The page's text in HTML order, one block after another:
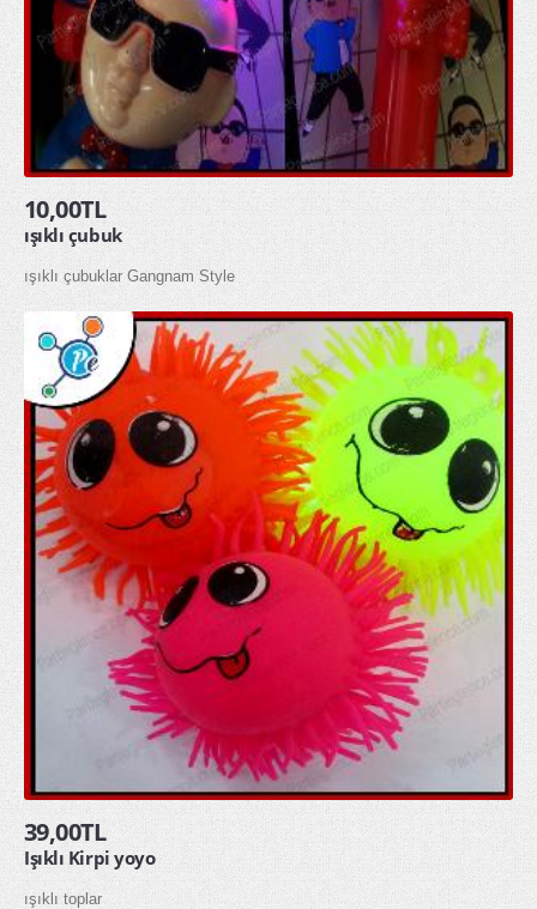
ÖZEL GÜNLER
Doğum Günü
Sevgililer Günü
OYUNCAKLAR
ÇOCUK HAVUZU ŞİŞME ÇOCUK HAVUZU
SQUİSHY TOPTAN SUKUŞİ
ŞAKA ÜRÜNLERİ
KAMPANYALAR
YENİ ÜRÜNLER
HAKKIMIZDA
İLETİŞİM
10,00TL
ışıklı çubuk
ışıklı çubuklar Gangnam Style
39,00TL
Işıklı Kirpi yoyo
ışıklı toplar